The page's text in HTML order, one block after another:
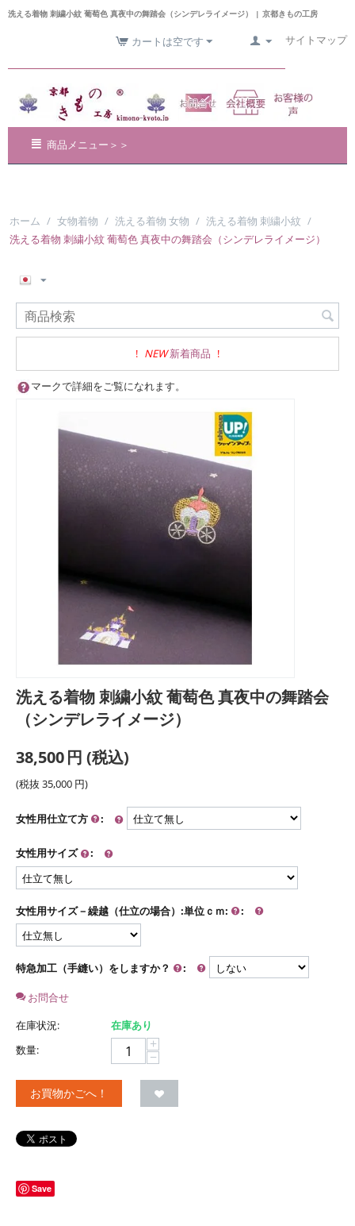
洗える着物 刺繍小紋 葡萄色 真夜中の舞踏会（シンデレライメージ） | 京都きもの工房
サイトマップ
カートは空です
商品メニュー＞＞
ホーム / 女物着物 / 洗える着物 女物 / 洗える着物 刺繍小紋 /
洗える着物 刺繍小紋 葡萄色 真夜中の舞踏会（シンデレライメージ）
! NEW 新着商品 !
マークで詳細をご覧になれます。
洗える着物 刺繍小紋 葡萄色 真夜中の舞踏会
（シンデレライメージ）
38,500円 (税込)
(税抜 35,000 円)
女性用仕立て方 :
女性用サイズ :
女性用サイズ－繰越（仕立の場合）:単位ｃｍ: :
特急加工（手縫い）をしますか？ :
お問合せ
在庫状況:
在庫あり
数量:
+
−
お買物かごへ！
Save